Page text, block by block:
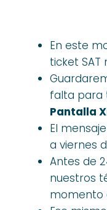
En este
ticket
falta para
Pantalla
El
a viernes
Antes de
nuestros
momento